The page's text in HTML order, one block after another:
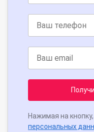
Нажимая на
персональных